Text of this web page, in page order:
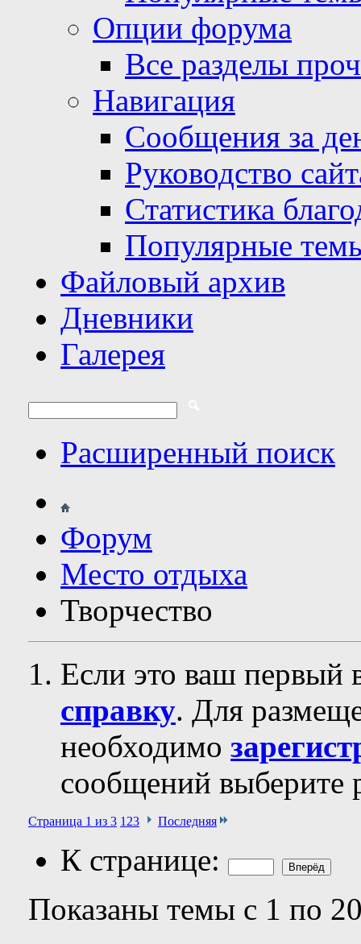
Опции форума
Все разделы
Навигация
Сообщения за
Руководство
Статистика
Популярные
Файловый архив
Дневники
Галерея
Расширенный поиск
Форум
Место отдыха
Творчество
Если это ваш первый
справку. Для
необходимо
сообщений выберите
Страница 1 из 3 1 23 Последняя
К странице:
Показаны темы с 1 по